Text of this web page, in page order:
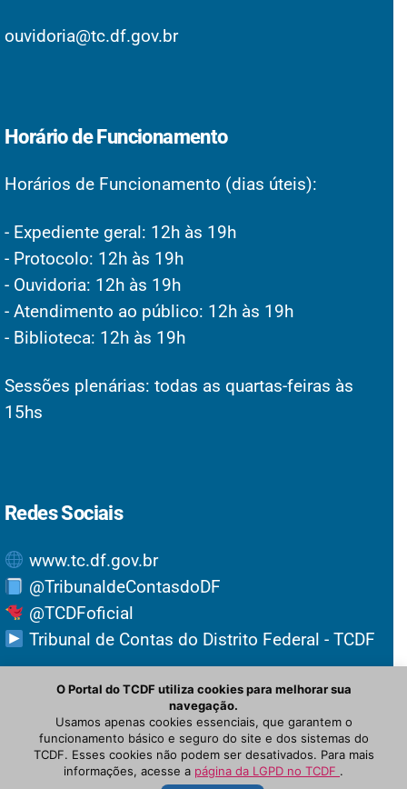
ouvidoria@tc.df.gov.br
Horário de Funcionamento
Horários de Funcionamento (dias úteis):
- Expediente geral: 12h às 19h
- Protocolo: 12h às 19h
- Ouvidoria: 12h às 19h
- Atendimento ao público: 12h às 19h
- Biblioteca: 12h às 19h
Sessões plenárias: todas as quartas-feiras às
15hs
Redes Sociais
www.tc.df.gov.br
@TribunaldeContasdoDF
@TCDFoficial
Tribunal de Contas do Distrito Federal - TCDF
© Newspaper WordPress Theme by TagDiv
O Portal do TCDF utiliza cookies para melhorar sua
navegação.
Usamos apenas cookies essenciais, que garantem o
funcionamento básico e seguro do site e dos sistemas do
TCDF. Esses cookies não podem ser desativados. Para mais
informações, acesse a página da LGPD no TCDF .